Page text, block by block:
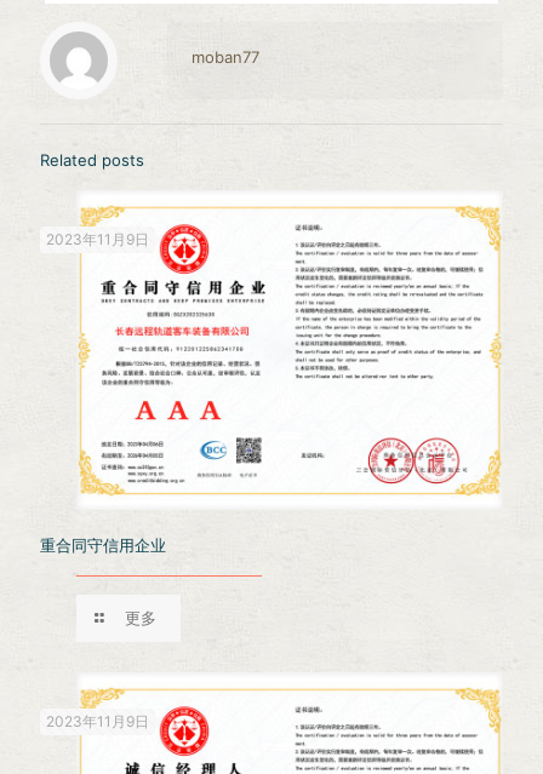
moban77
Related posts
2023年11月9日
重合同守信用企业
更多
2023年11月9日